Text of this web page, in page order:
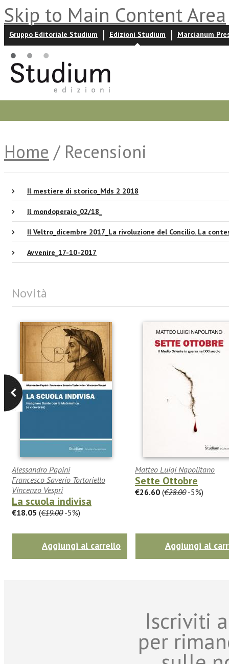
Skip to Main Content Area
Gruppo Editoriale Studium Edizioni Studium Marcianum
Home / Recensioni
Il mestiere di storico_Mds 2 2018
Il mondoperaio_02/18_
Il Veltro_dicembre 2017_La rivoluzione del Concilio. La
Avvenire_17-10-2017
Novità
Alessandro Papini
Francesco Saverio Tortoriello
Vincenzo Vespri
La scuola indivisa
€18.05 (€19.00-5%)
Aggiungi al carrello
Matteo Luigi Napolitano
Sette Ottobre
€26.60 (€28.00-5%)
Aggiungi al
Iscriviti
per